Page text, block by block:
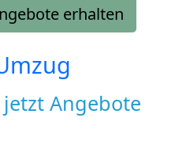
erhalten
Angebote